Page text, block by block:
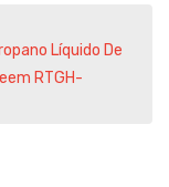
Líquido De
RTGH-